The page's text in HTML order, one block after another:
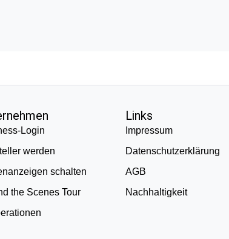
Login
werden
schalten
the Scenes Tour
Links
Impressum
Datenschutzerklärung
AGB
Nachhaltigkeit